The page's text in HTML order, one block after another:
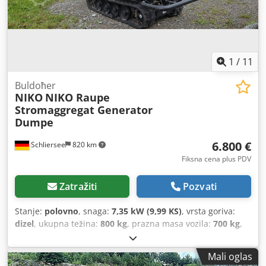
za stubove, nadogradnja za kipu, platforma itd. Stanje
radnih sati prema brojaču Vozilo se prvenstveno prodaje
pravnim licima ili za izvoz. Privatno- fizička lica: uz rezervu
(19 % PDV) 1.292 EUR = Bruto: 8.092 EUR Navedeni podaci
nisu obavezujući; greške, izmene i međuprodaja su
mogući! Potrebna izvozna dozvola Tel: 08026/2188
1 / 11
Schliersee 820 km
Buldoћer
NIKO NIKO Raupe
Stromaggregat Generator
Dumpe
6.800 €
Fiksna cena plus PDV
Zatražiti Pozvati
Stanje: polovno, snaga: 7,35 kW (9,99 KS), vrsta goriva:
dizel, ukupna težina: 800 kg, prazna masa vozila: 700 kg,
, radni sati:
dodatna prednja svetla, Gusjeničasto podvozje,
proizvođač: NIKO maks. brzina 4,8 km/h napred, 4,8 km/h
Mali oglas